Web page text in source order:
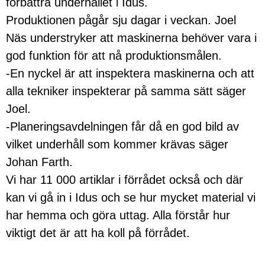
Produktionen pågår sju dagar i veckan. Joel
Näs understryker att maskinerna behöver vara i
god funktion för att nå produktionsmålen.
-En nyckel är att inspektera maskinerna och att
alla tekniker inspekterar på samma sätt säger
Joel.
-Planeringsavdelningen får då en god bild av
vilket underhåll som kommer krävas säger
Johan Farth.
Vi har 11 000 artiklar i förrådet också och där
kan vi gå in i Idus och se hur mycket material vi
har hemma och göra uttag. Alla förstår hur
viktigt det är att ha koll på förrådet.